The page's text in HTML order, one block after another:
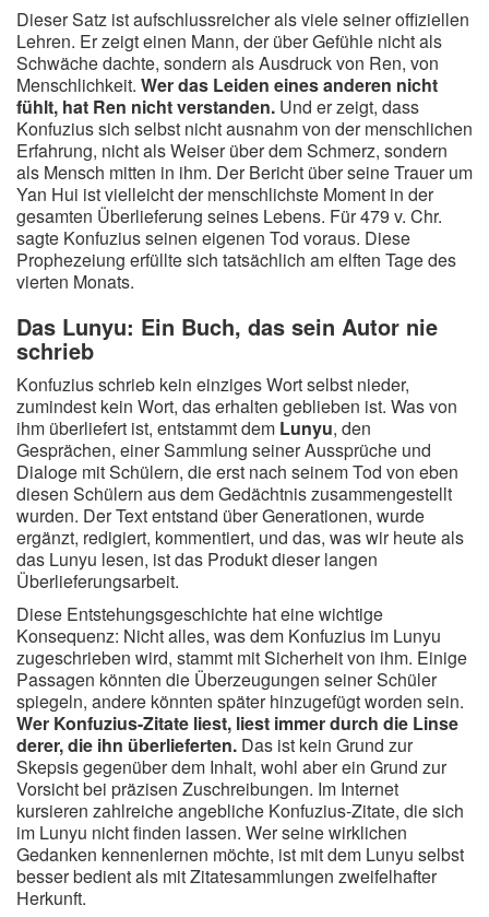
Dieser Satz ist aufschlussreicher als viele seiner offiziellen
Lehren. Er zeigt einen Mann, der über Gefühle nicht als
Schwäche dachte, sondern als Ausdruck von Ren, von
Menschlichkeit. Wer das Leiden eines anderen nicht
fühlt, hat Ren nicht verstanden. Und er zeigt, dass
Konfuzius sich selbst nicht ausnahm von der menschlichen
Erfahrung, nicht als Weiser über dem Schmerz, sondern
als Mensch mitten in ihm. Der Bericht über seine Trauer um
Yan Hui ist vielleicht der menschlichste Moment in der
gesamten Überlieferung seines Lebens. Für 479 v. Chr.
sagte Konfuzius seinen eigenen Tod voraus. Diese
Prophezeiung erfüllte sich tatsächlich am elften Tage des
vierten Monats.
Das Lunyu: Ein Buch, das sein Autor nie
schrieb
Konfuzius schrieb kein einziges Wort selbst nieder,
zumindest kein Wort, das erhalten geblieben ist. Was von
ihm überliefert ist, entstammt dem Lunyu, den
Gesprächen, einer Sammlung seiner Aussprüche und
Dialoge mit Schülern, die erst nach seinem Tod von eben
diesen Schülern aus dem Gedächtnis zusammengestellt
wurden. Der Text entstand über Generationen, wurde
ergänzt, redigiert, kommentiert, und das, was wir heute als
das Lunyu lesen, ist das Produkt dieser langen
Überlieferungsarbeit.
Diese Entstehungsgeschichte hat eine wichtige
Konsequenz: Nicht alles, was dem Konfuzius im Lunyu
zugeschrieben wird, stammt mit Sicherheit von ihm. Einige
Passagen könnten die Überzeugungen seiner Schüler
spiegeln, andere könnten später hinzugefügt worden sein.
Wer Konfuzius-Zitate liest, liest immer durch die Linse
derer, die ihn überlieferten. Das ist kein Grund zur
Skepsis gegenüber dem Inhalt, wohl aber ein Grund zur
Vorsicht bei präzisen Zuschreibungen. Im Internet
kursieren zahlreiche angebliche Konfuzius-Zitate, die sich
im Lunyu nicht finden lassen. Wer seine wirklichen
Gedanken kennenlernen möchte, ist mit dem Lunyu selbst
besser bedient als mit Zitatesammlungen zweifelhafter
Herkunft.